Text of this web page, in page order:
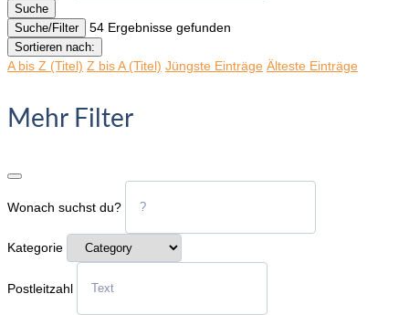
Suche
Suche/Filter
54 Ergebnisse gefunden
Sortieren nach:
A bis Z (Titel) Z bis A (Titel) Jüngste Einträge Älteste Einträge
Mehr Filter
Wonach suchst du?
Kategorie
Postleitzahl